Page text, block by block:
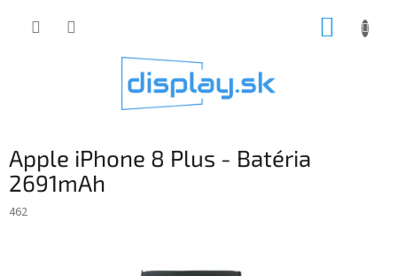
Apple iPhone 8 Plus - Batéria
2691mAh
462